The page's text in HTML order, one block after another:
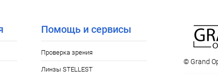
Помощь и сервисы
Проверка зрения
Линзы STELLEST
© Grand